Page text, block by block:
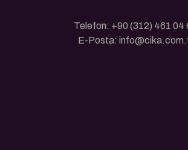
Telefon: +90 (312) 461 04
E-Posta: